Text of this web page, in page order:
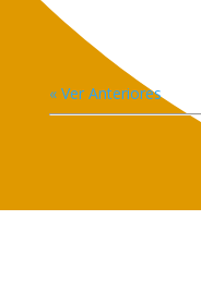
« Ver Anteriores